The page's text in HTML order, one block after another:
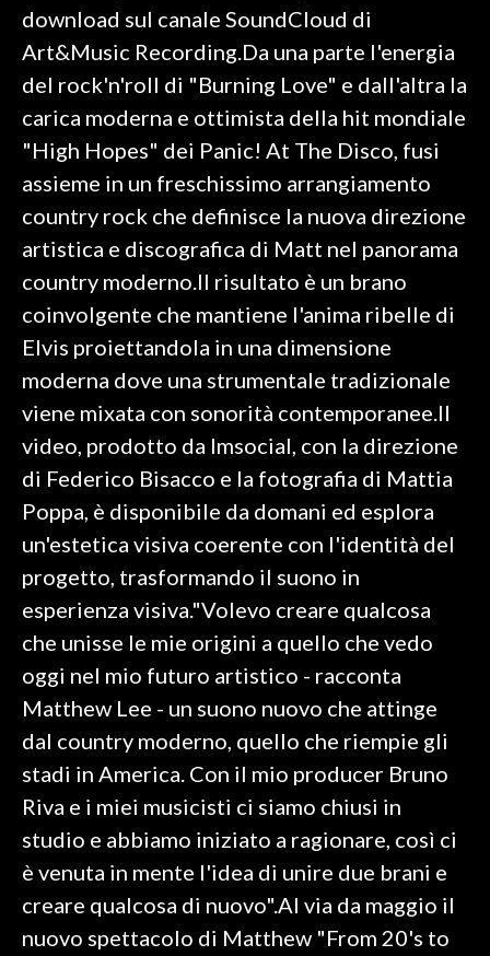
SALUTE
SARDEGNA TURISMO
SARDI NEL MONDO
NOTIZIE
EVENTI
3 MINUTI CON
INSULARITÀ
INFO AZIENDE
ABBONATI
NECROLOGI
SPIAGGE
STORE
download sul canale SoundCloud di
Art&Music Recording.Da una parte l'energia
del rock'n'roll di "Burning Love" e dall'altra la
carica moderna e ottimista della hit mondiale
"High Hopes" dei Panic! At The Disco, fusi
assieme in un freschissimo arrangiamento
country rock che definisce la nuova direzione
artistica e discografica di Matt nel panorama
country moderno.Il risultato è un brano
coinvolgente che mantiene l'anima ribelle di
Elvis proiettandola in una dimensione
moderna dove una strumentale tradizionale
viene mixata con sonorità contemporanee.Il
video, prodotto da Imsocial, con la direzione
di Federico Bisacco e la fotografia di Mattia
Poppa, è disponibile da domani ed esplora
un'estetica visiva coerente con l'identità del
progetto, trasformando il suono in
esperienza visiva."Volevo creare qualcosa
che unisse le mie origini a quello che vedo
oggi nel mio futuro artistico - racconta
Matthew Lee - un suono nuovo che attinge
dal country moderno, quello che riempie gli
stadi in America. Con il mio producer Bruno
Riva e i miei musicisti ci siamo chiusi in
studio e abbiamo iniziato a ragionare, così ci
è venuta in mente l'idea di unire due brani e
creare qualcosa di nuovo".Al via da maggio il
nuovo spettacolo di Matthew "From 20's to